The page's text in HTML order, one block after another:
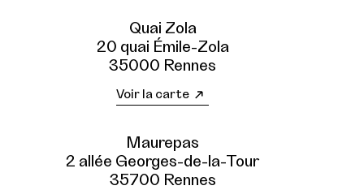
Quai Zola
20 quai Émile-Zola
35000 Rennes
Voir la carte
Maurepas
2 allée Georges-de-la-Tour
35700 Rennes